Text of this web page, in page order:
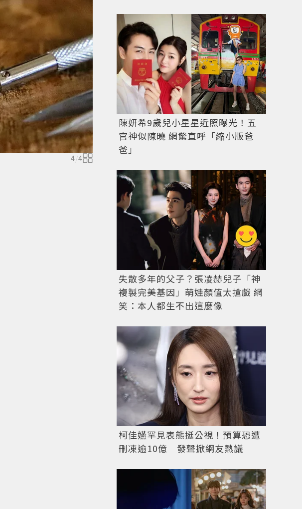
4/4
Vulcain今年為表款小改款，將尺寸由39升級為42毫
陳妍希9歲兒小星星近照曝光！五
官神似陳曉 網驚直呼「縮小版爸
爸」
失散多年的父子？張凌赫兒子「神
複製完美基因」萌娃顏值太搶戲 網
笑：本人都生不出這麼像
柯佳嬿罕見表態挺公視！預算恐遭
刪凍逾10億 發聲掀網友熱議